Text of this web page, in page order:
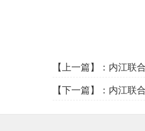
【上一篇】： 内江联
【下一篇】： 内江联